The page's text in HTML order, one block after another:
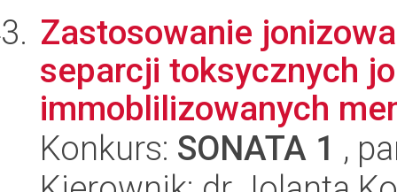
Zastosowanie
separcji toksycznych
immoblilizowanych
Konkurs: SONATA 1 ,